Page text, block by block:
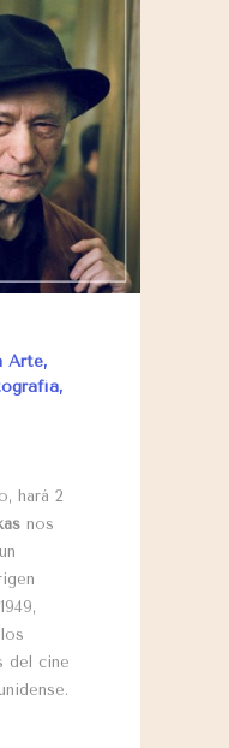
Arte,
,
hará 2
nos
un
del cine